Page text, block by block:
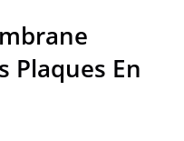
Plaques En